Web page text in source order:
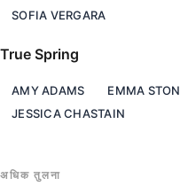
SOFIA VERGARA
True Spring
AMY ADAMS EMMA
JESSICA CHASTAIN
अधिक तुलना